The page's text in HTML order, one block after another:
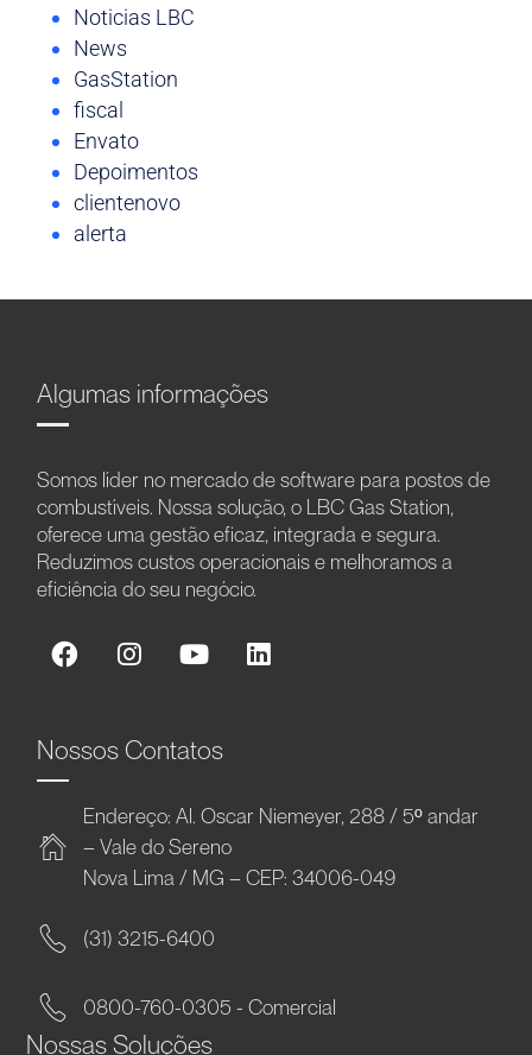
Noticias LBC
News
GasStation
fiscal
Envato
Depoimentos
clientenovo
alerta
Algumas informações
Somos líder no mercado de software para postos de
combustíveis. Nossa solução, o LBC Gas Station,
oferece uma gestão eficaz, integrada e segura.
Reduzimos custos operacionais e melhoramos a
eficiência do seu negócio.
Nossos Contatos
Endereço: Al. Oscar Niemeyer, 288 / 5º andar
– Vale do Sereno
Nova Lima / MG – CEP: 34006-049
(31) 3215-6400
0800-760-0305 - Comercial
Nossas Soluções